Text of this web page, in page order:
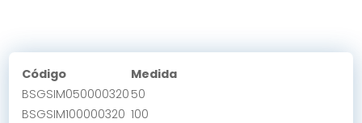
Código
Medida
BSGSIM050000320 50
BSGSIM100000320 100